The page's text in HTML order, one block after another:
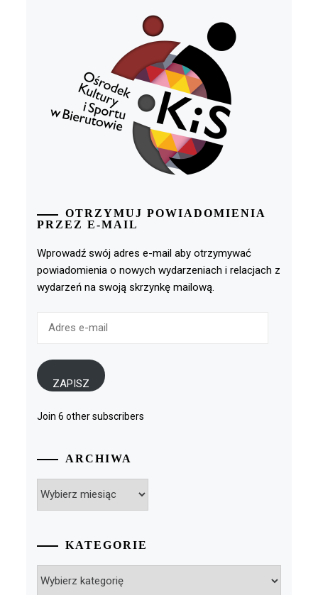
OTRZYMUJ POWIADOMIENIA
PRZEZ E-MAIL
Wprowadź swój adres e-mail aby otrzymywać
powiadomienia o nowych wydarzeniach i relacjach z
wydarzeń na swoją skrzynkę mailową.
ZAPISZ
Join 6 other subscribers
ARCHIWA
KATEGORIE